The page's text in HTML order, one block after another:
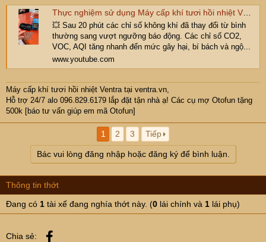
Thực nghiệm sử dụng Máy cấp khí tươi hồi nhiệt VT501 trong phòng kín điều hòa 20m2, tổng 6 người.
💥 Sau 20 phút các chỉ số không khí đã thay đổi từ bình
thường sang vượt ngưỡng báo động. Các chỉ số CO2,
VOC, AQI tăng nhanh đến mức gây hại, bí bách và ngộ...
www.youtube.com
Máy cấp khí tươi hồi nhiệt Ventratại ventra.vn,
Hỗ trợ 24/7 alo 096.829.6179 lắp đặt tận nhà ạ! Các cụ mợ Otofun tặng
500k [báo tư vấn giúp em mã Otofun]
1 2 3 Tiếp
Bác vui lòng đăng nhập hoặc đăng ký để bình luận.
Thông tin thớt
Đang có 1 tài xế đang nghía thớt này. (0 lái chính và 1 lái phụ)
Chia sẻ: